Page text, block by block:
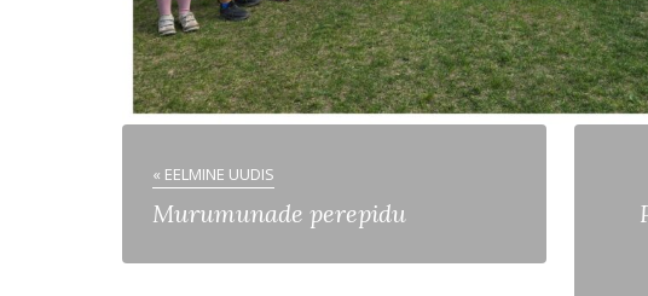
« EELMINE UUDIS
Murumunade perepidu